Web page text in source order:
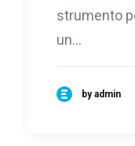
strumento
un…
by admin